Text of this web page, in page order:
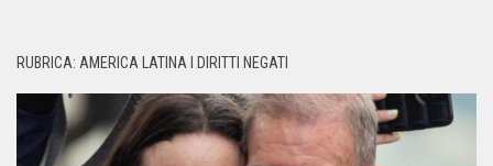
RUBRICA: AMERICA LATINA I DIRITTI NEGATI